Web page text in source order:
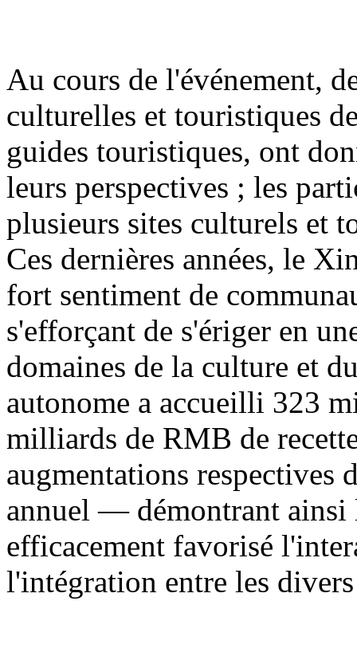
Au cours de l'événement,
culturelles et touristiques
guides touristiques, ont
leurs perspectives ; les
plusieurs sites culturels et
Ces dernières années, le
fort sentiment de
s'efforçant de s'ériger en
domaines de la culture et
autonome a accueilli 323
milliards de RMB de
augmentations respectives
annuel — démontrant ainsi
efficacement favorisé
l'intégration entre les